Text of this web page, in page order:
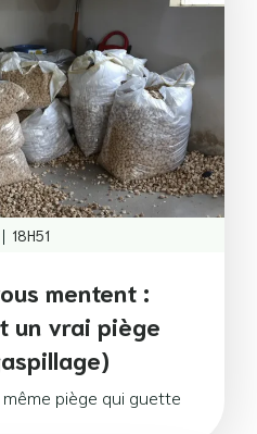
| 18H51
mentent :
un vrai piège
même piège qui guette